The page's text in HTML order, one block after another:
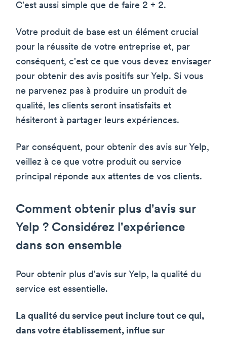
C'est aussi simple que de faire 2 + 2.
Votre produit de base est un élément crucial
pour la réussite de votre entreprise et, par
conséquent, c'est ce que vous devez envisager
pour obtenir des avis positifs sur Yelp. Si vous
ne parvenez pas à produire un produit de
qualité, les clients seront insatisfaits et
hésiteront à partager leurs expériences.
Par conséquent, pour obtenir des avis sur Yelp,
veillez à ce que votre produit ou service
principal réponde aux attentes de vos clients.
Comment obtenir plus d'avis sur
Yelp ? Considérez l'expérience
dans son ensemble
Pour obtenir plus d'avis sur Yelp, la qualité du
service est essentielle.
La qualité du service peut inclure tout ce qui,
dans votre établissement, influe sur